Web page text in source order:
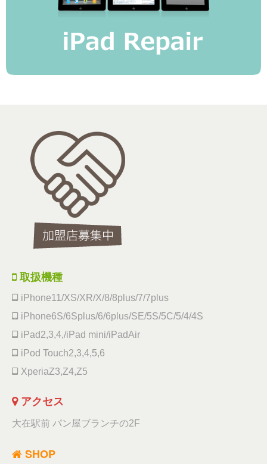
取扱機種
iPhone11/XS/XR/X/8/8plus/7/7plus
iPhone6S/6Splus/6/6plus/SE/5S/5C/5/4/4S
iPad2,3,4,/iPad mini/iPadAir
iPod Touch2,3,4,5,6
XperiaZ3,Z4,Z5
アクセス
大在駅前 パン屋ブランチの2F
SHOP